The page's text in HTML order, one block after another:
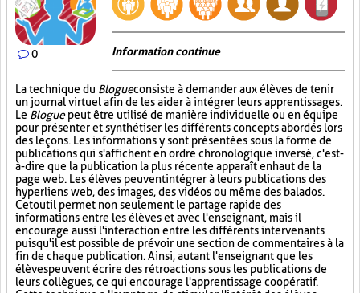
0 Information continue
La technique du Blogueconsiste à demander aux élèves de tenir
un journal virtuel afin de les aider à intégrer leurs apprentissages.
Le Bloguepeut être utilisé de manière individuelle ou en équipe
pour présenter et synthétiser les différents concepts abordés lors
des leçons. Les informations y sont présentées sous la forme de
publications qui s'affichent en ordre chronologique inversé, c'est-
à-dire que la publication la plus récente apparaît en haut de la
page web. Les élèves peuvent intégrer à leurs publications des
hyperliens web, des images, des vidéos ou même des balados.
Cet outil permet non seulement le partage rapide des
informations entre les élèves et avec l'enseignant, mais il
encourage aussi l'interaction entre les différents intervenants
puisqu'il est possible de prévoir une section de commentaires à la
fin de chaque publication. Ainsi, autant l'enseignant que les
élèves peuvent écrire des rétroactions sous les publications de
leurs collègues, ce qui encourage l'apprentissage coopératif.